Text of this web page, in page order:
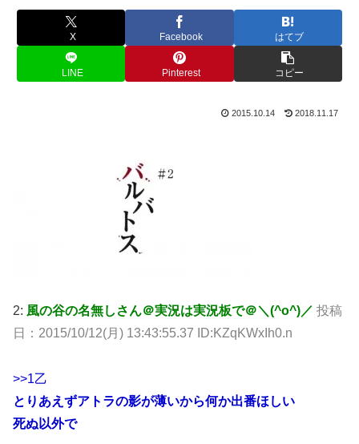
X Facebook はてブ
LINE Pinterest コピー
2015.10.14 2018.11.17
2: 風の谷の名無しさん＠実況は実況板で＠＼(^o^)／ 投稿
日：2015/10/12(月) 13:43:55.37 ID:KZqKWxIh0.n
>>1乙
とりあえずアトラの影が薄いから何か出番ほしい
死ぬ以外で